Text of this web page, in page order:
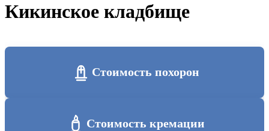
Кикинское кладбище
Стоимость похорон
Стоимость кремации